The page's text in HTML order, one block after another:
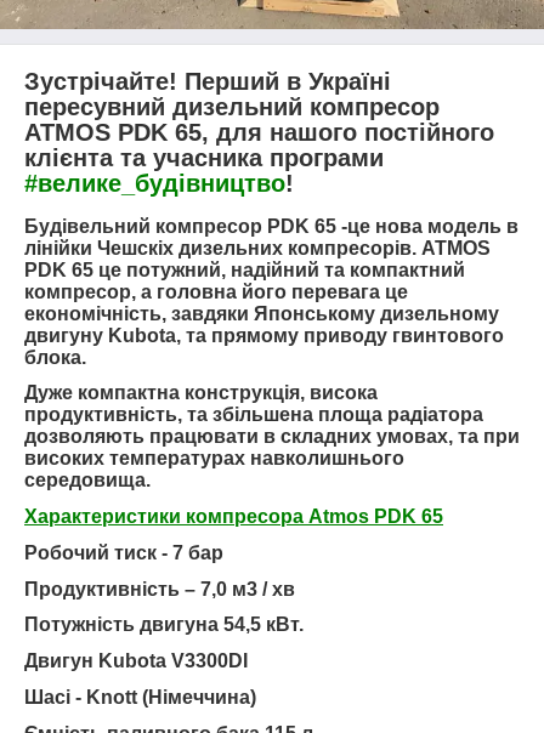
Зустрічайте! Перший в Україні
пересувний дизельний компресор
ATMOS PDK 65, для нашого постійного
клієнта та учасника програми
#велике_будівництво!
Будівельний компресор PDK 65 -це нова модель в
лінійки Чешскіх дизельних компресорів. ATMOS
PDK 65 це потужний, надійний та компактний
компресор, а головна його перевага це
економічність, завдяки Японському дизельному
двигуну Kubota, та прямому приводу гвинтового
блока.
Дуже компактна конструкція, висока
продуктивність, та збільшена площа радіатора
дозволяють працювати в складних умовах, та при
високих температурах навколишнього
середовища.
Характеристики компресора Atmos PDK 65
Робочий тиск - 7 бар
Продуктивність – 7,0 м3 / хв
Потужність двигуна 54,5 кВт.
Двигун Kubota V3300DI
Шасі - Knott (Німеччина)